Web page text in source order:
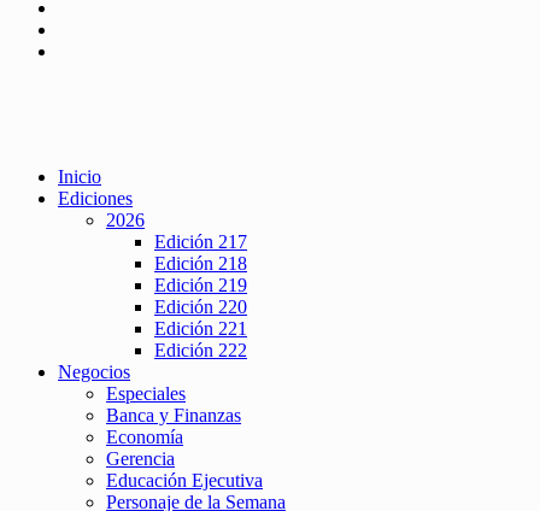
Inicio
Ediciones
2026
Edición 217
Edición 218
Edición 219
Edición 220
Edición 221
Edición 222
Negocios
Especiales
Banca y Finanzas
Economía
Gerencia
Educación Ejecutiva
Personaje de la Semana